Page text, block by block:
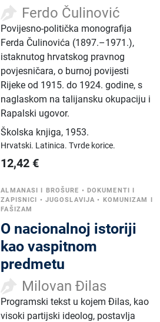
Ferdo Čulinović
Povijesno-politička monografija
Ferda Čulinovića (1897.–1971.),
istaknutog hrvatskog pravnog
povjesničara, o burnoj povijesti
Rijeke od 1915. do 1924. godine, s
naglaskom na talijansku okupaciju i
Rapalski ugovor.
Školska knjiga, 1953.
Hrvatski. Latinica.Tvrde korice.
12,42 €
ALMANASI I BROŠURE • DOKUMENTI I
ZAPISNICI • JUGOSLAVIJA • KOMUNIZAM I
FAŠIZAM
O nacionalnoj istoriji
kao vaspitnom
predmetu
Milovan Đilas
Programski tekst u kojem Đilas, kao
visoki partijski ideolog, postavlja